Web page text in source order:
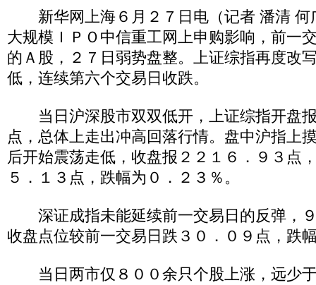
新华网上海６月２７日电（记者 潘清 何
大规模ＩＰＯ中信重工网上申购影响，前一
的Ａ股，２７日弱势盘整。上证综指再度改
低，连续第六个交易日收跌。
当日沪深股市双双低开，上证综指开盘
点，总体上走出冲高回落行情。盘中沪指上
后开始震荡走低，收盘报２２１６．９３点
５．１３点，跌幅为０．２３％。
深证成指未能延续前一交易日的反弹，
收盘点位较前一交易日跌３０．０９点，跌
当日两市仅８００余只个股上涨，远少